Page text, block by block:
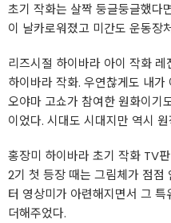
초기 작화는 살짝 둥글둥글했다
이 날카로워졌고 미간도 운동장
리즈시절 하이바라 아이 작화
하이바라 작화. 우연찮게도 내
오야마 고쇼가 참여한 원화이기
이었다. 시대도 시대지만 역시
홍장미 하이바라 초기 작화 TV
2기 첫 등장 때는 그림체가 점점
터 영상미가 아련해지면서 그
더해주었다.